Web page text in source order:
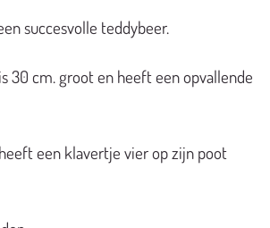
succesvolle teddybeer.
30 cm. groot en heeft een opvallende
een klavertje vier op zijn poot